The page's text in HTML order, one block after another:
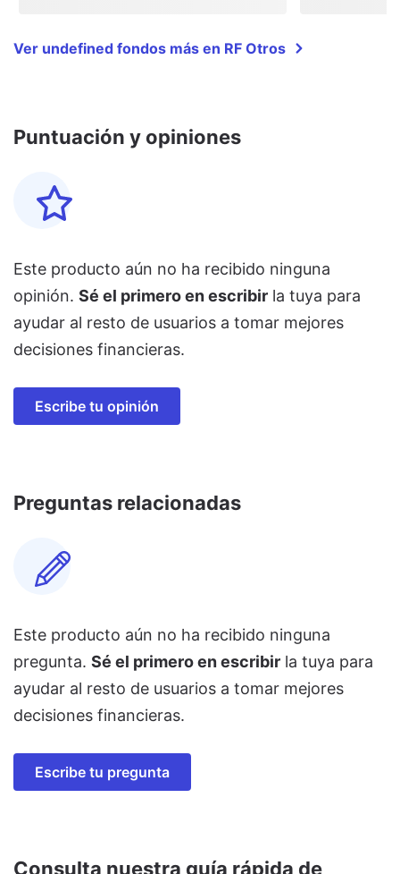
Ver undefined fondos más en RF Otros
Puntuación y opiniones
Este producto aún no ha recibido ninguna
opinión. Sé el primero en escribir la tuya para
ayudar al resto de usuarios a tomar mejores
decisiones financieras.
Escribe tu opinión
Preguntas relacionadas
Este producto aún no ha recibido ninguna
pregunta. Sé el primero en escribir la tuya para
ayudar al resto de usuarios a tomar mejores
decisiones financieras.
Escribe tu pregunta
Consulta nuestra guía rápida de